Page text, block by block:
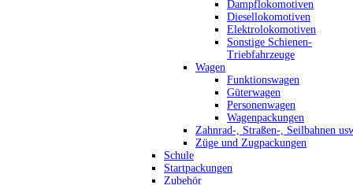
Dampflokomotiven
Diesellokomotiven
Elektrolokomotiven
Sonstige Schienen-
Triebfahrzeuge
Wagen
Funktionswagen
Güterwagen
Personenwagen
Wagenpackungen
Zahnrad-, Straßen-, Seilbahnen
Züge und Zugpackungen
Schule
Startpackungen
Zubehör